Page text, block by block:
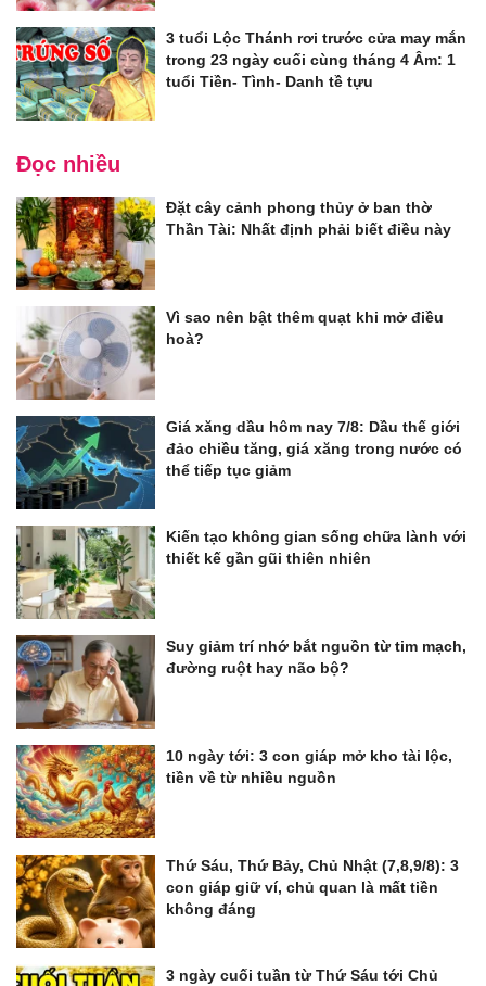
3 tuổi Lộc Thánh rơi trước cửa may mắn
trong 23 ngày cuối cùng tháng 4 Âm: 1
tuổi Tiền- Tình- Danh tề tựu
Đọc nhiều
Đặt cây cảnh phong thủy ở ban thờ
Thần Tài: Nhất định phải biết điều này
Vì sao nên bật thêm quạt khi mở điều
hoà?
Giá xăng dầu hôm nay 7/8: Dầu thế giới
đảo chiều tăng, giá xăng trong nước có
thể tiếp tục giảm
Kiến tạo không gian sống chữa lành với
thiết kế gần gũi thiên nhiên
Suy giảm trí nhớ bắt nguồn từ tim mạch,
đường ruột hay não bộ?
10 ngày tới: 3 con giáp mở kho tài lộc,
tiền về từ nhiều nguồn
Thứ Sáu, Thứ Bảy, Chủ Nhật (7,8,9/8): 3
con giáp giữ ví, chủ quan là mất tiền
không đáng
3 ngày cuối tuần từ Thứ Sáu tới Chủ